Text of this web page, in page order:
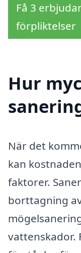
Få 3
förpliktelser
Hur
När det
kan
faktorer.
borttagning
vattenskador.